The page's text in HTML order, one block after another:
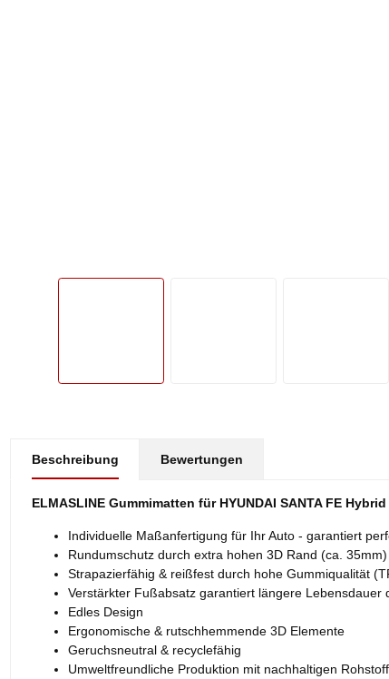
Beschreibung
Bewertungen
ELMASLINE Gummimatten für HYUNDAI SANTA FE
Individuelle Maßanfertigung für Ihr Auto - garantiert
Rundumschutz durch extra hohen 3D Rand (ca. 35mm)
Strapazierfähig & reißfest durch hohe Gummiqualität
Verstärkter Fußabsatz garantiert längere Lebensdauer
Edles Design
Ergonomische & rutschhemmende 3D Elemente
Geruchsneutral & recyclefähig
Umweltfreundliche Produktion mit nachhaltigen